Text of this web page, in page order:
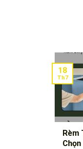
Rèm
18
Th7